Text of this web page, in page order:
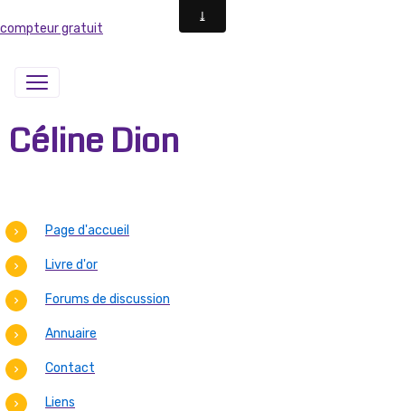
compteur gratuit
Céline Dion
Page d'accueil
Livre d'or
Forums de discussion
Annuaire
Contact
Liens